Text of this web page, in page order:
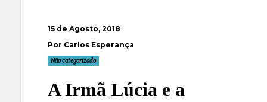
15 de Agosto, 2018
Por Carlos Esperança
Não categorizado
A Irmã Lúcia e a